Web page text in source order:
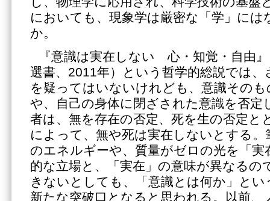
においても、現象学は厳密な「学」に
か。
『意識は実在しない 心・知覚・自由
選書、2011年）という哲学的総説では
を疑ってはいないけれども、意識その
や、自己の身体に閉ざされた意識を否定
者は、無を存在の否定、死を生の否定と
によって、無や死は実在しないとする。
のエネルギーや、質量がゼロの光を「実
的な立場と、「実在」の意味が異なるの
きないとしても、「意識とは何か」と
新たな突破口となると思われる。以前、